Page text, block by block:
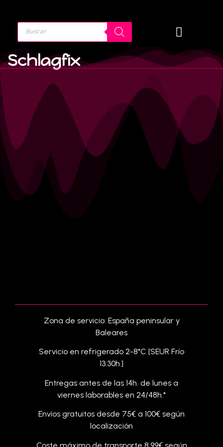
Schlagfix
Zona de servicio: España peninsular y
Baleares
Servicio en refrigerado 2-8*C [SEUR Frío
13:30h.]
Entregas antes de las 14h. de lunes a
viernes laborables en 24/48h.*
Envíos gratuitos desde 75€ a 100€ según
localización
Coste máximo de transporte 8,99€ según